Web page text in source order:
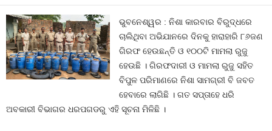
ଭୁବନେଶ୍ୱର : ନିଶା କାରବାର ବିରୁଦ୍ଧରେ
ଚାଲିଥିବା ଅଭିଯାନରେ ଦିନକୁ ହାରାହାରି ୮୬ଜଣ
ଗିରଫ ହେଉଛନ୍ତି ଓ ୧୦୦ଟି ମାମଲା ରୁଜୁ
ହେଉଛି । ଗିରଫଦାରୀ ଓ ମାମଲା ରୁଜୁ ସହିତ
ବିପୁଳ ପରିମାଣରେ ନିଶା ସାମଗ୍ରୀ ବି ଜବତ
ହେବାରେ ଲାଗିଛି । ଗତ ସପ୍ତାହେ ଧରି
ଅବକାରୀ ବିଭାଗର ଧରପଗଡରୁ ଏହି ସୂଚନା ମିଳିଛି ।